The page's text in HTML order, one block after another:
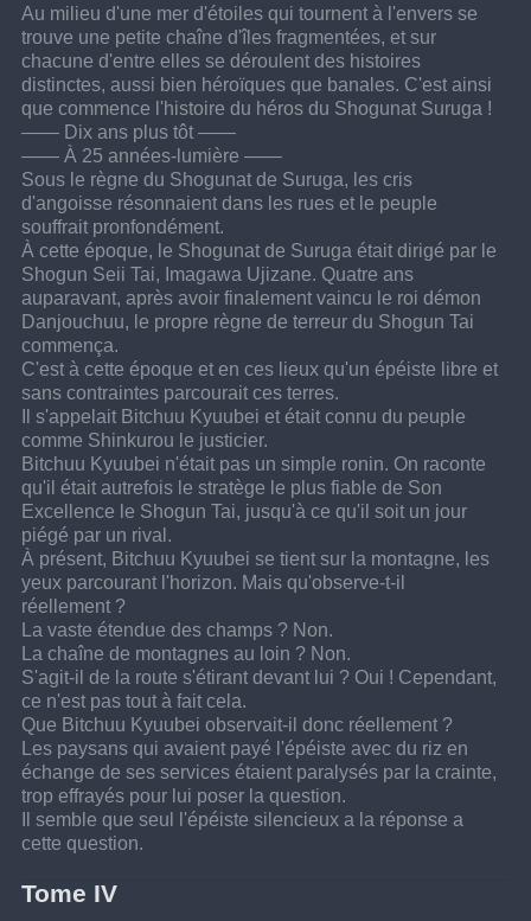
Au milieu d'une mer d'étoiles qui tournent à l'envers se
trouve une petite chaîne d'îles fragmentées, et sur
chacune d'entre elles se déroulent des histoires
distinctes, aussi bien héroïques que banales. C'est ainsi
que commence l'histoire du héros du Shogunat Suruga !
—— Dix ans plus tôt ——
—— À 25 années-lumière ——
Sous le règne du Shogunat de Suruga, les cris
d'angoisse résonnaient dans les rues et le peuple
souffrait pronfondément.
À cette époque, le Shogunat de Suruga était dirigé par le
Shogun Seii Tai, Imagawa Ujizane. Quatre ans
auparavant, après avoir finalement vaincu le roi démon
Danjouchuu, le propre règne de terreur du Shogun Tai
commença.
C'est à cette époque et en ces lieux qu'un épéiste libre et
sans contraintes parcourait ces terres.
Il s'appelait Bitchuu Kyuubei et était connu du peuple
comme Shinkurou le justicier.
Bitchuu Kyuubei n'était pas un simple ronin. On raconte
qu'il était autrefois le stratège le plus fiable de Son
Excellence le Shogun Tai, jusqu'à ce qu'il soit un jour
piégé par un rival.
À présent, Bitchuu Kyuubei se tient sur la montagne, les
yeux parcourant l'horizon. Mais qu'observe-t-il
réellement ?
La vaste étendue des champs ? Non.
La chaîne de montagnes au loin ? Non.
S'agit-il de la route s'étirant devant lui ? Oui ! Cependant,
ce n'est pas tout à fait cela.
Que Bitchuu Kyuubei observait-il donc réellement ?
Les paysans qui avaient payé l'épéiste avec du riz en
échange de ses services étaient paralysés par la crainte,
trop effrayés pour lui poser la question.
Il semble que seul l'épéiste silencieux a la réponse a
cette question.
Tome IV